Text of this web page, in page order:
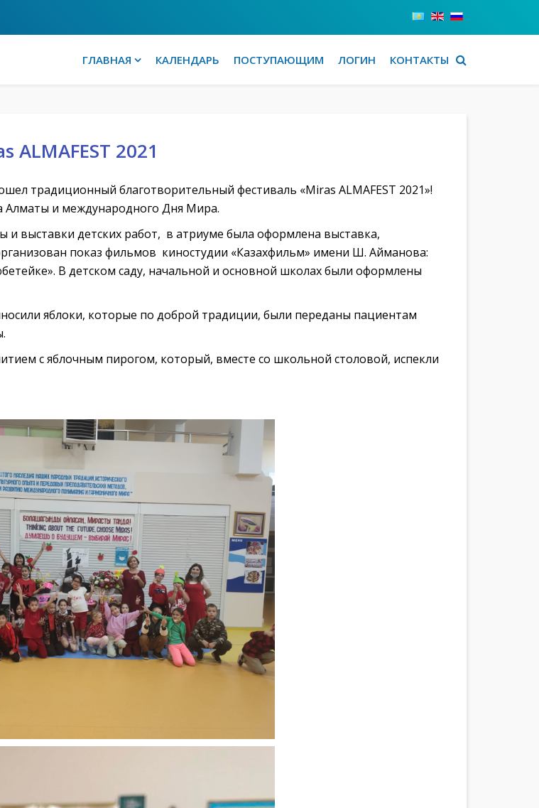
ГЛАВНАЯ КАЛЕНДАРЬ ПОСТУПАЮЩИМ ЛОГИН КОНТАКТЫ
ALMAFEST 2021
традиционный благотворительный фестиваль «Miras ALMAFEST 2021»!
Алматы и международного Дня Мира.
и выставки детских работ, в атриуме была оформлена выставка,
показ фильмов киностудии «Казахфильм» имени Ш. Айманова:
В детском саду, начальной и основной школах были оформлены
яблоки, которые по доброй традиции, были переданы пациентам
с яблочным пирогом, который, вместе со школьной столовой, испекли